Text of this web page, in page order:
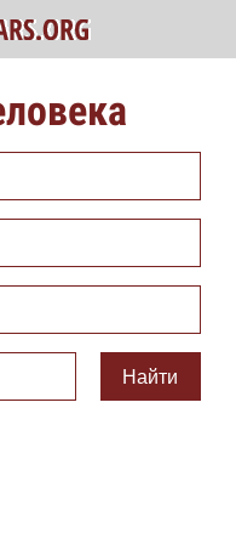
Найти